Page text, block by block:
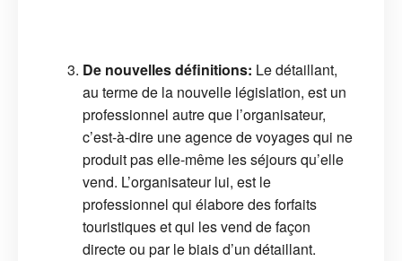
De nouvelles définitions: Le détaillant,
au terme de la nouvelle législation, est un
professionnel autre que l’organisateur,
c’est-à-dire une agence de voyages qui ne
produit pas elle-même les séjours qu’elle
vend. L’organisateur lui, est le
professionnel qui élabore des forfaits
touristiques et qui les vend de façon
directe ou par le biais d’un détaillant.